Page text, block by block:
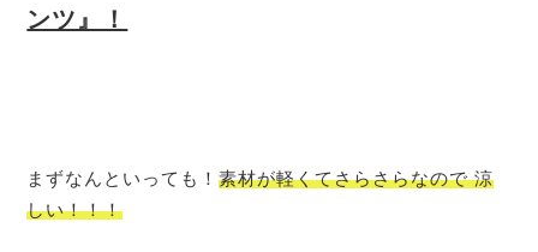
ンツ』！
まずなんといっても！素材が軽くてさらさらなので 涼
しい！！！